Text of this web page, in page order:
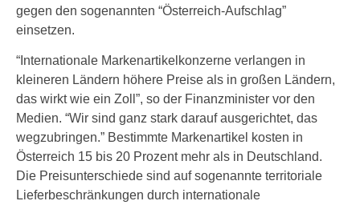
gegen den sogenannten “Österreich-Aufschlag”
einsetzen.
“Internationale Markenartikelkonzerne verlangen in
kleineren Ländern höhere Preise als in großen Ländern,
das wirkt wie ein Zoll”, so der Finanzminister vor den
Medien. “Wir sind ganz stark darauf ausgerichtet, das
wegzubringen.” Bestimmte Markenartikel kosten in
Österreich 15 bis 20 Prozent mehr als in Deutschland.
Die Preisunterschiede sind auf sogenannte territoriale
Lieferbeschränkungen durch internationale